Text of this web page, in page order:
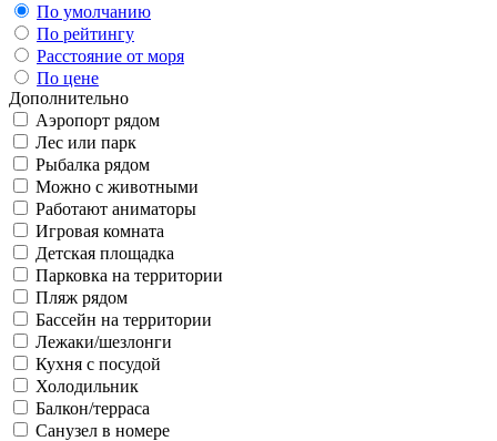
По умолчанию
По рейтингу
Расстояние от моря
По цене
Дополнительно
Аэропорт рядом
Лес или парк
Рыбалка рядом
Можно с животными
Работают аниматоры
Игровая комната
Детская площадка
Парковка на территории
Пляж рядом
Бассейн на территории
Лежаки/шезлонги
Кухня с посудой
Холодильник
Балкон/терраса
Санузел в номере